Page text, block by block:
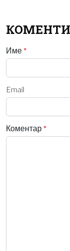
Име *
Email
Коментар *